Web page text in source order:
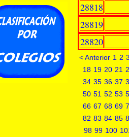
28818
28819
28820
< Anterior 1 2
18 19 20 21
34 35 36 37
50 51 52 53
66 67 68 69
82 83 84 85
98 99 100